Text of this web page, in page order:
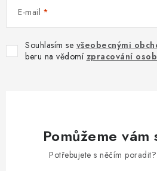
E-mail
Souhlasím se všeobecnými
beru na vědomí zpracování
Pomůžeme vám
Potřebujete s něčím